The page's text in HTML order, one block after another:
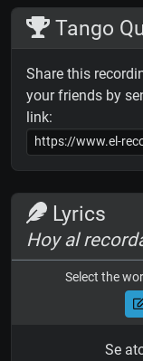
Tango
Share this
your friends by
link:
Lyrics
Hoy al
Select the
Se